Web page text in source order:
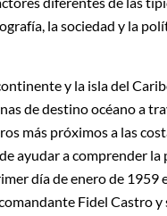
la sociedad y la
y la isla del
de destino océano a
más próximos a las
ayudar a comprender la
día de enero de
Fidel Castro y